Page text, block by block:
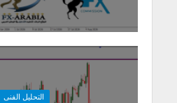
التحليل الفنى